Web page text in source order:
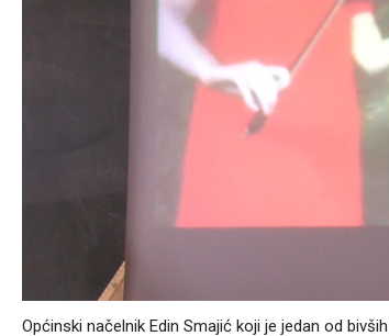
Općinski načelnik Edin Smajić koji je jedan od